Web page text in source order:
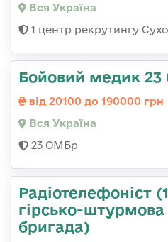
Вся Україна
1 центр рекрутингу
Бойовий медик
від 20100 до 190000 грн
Вся Україна
23 ОМБр
Радіотелефоніст
гірсько-штурмова
бригада)